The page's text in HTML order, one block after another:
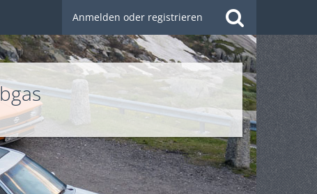
Anmelden oder registrieren